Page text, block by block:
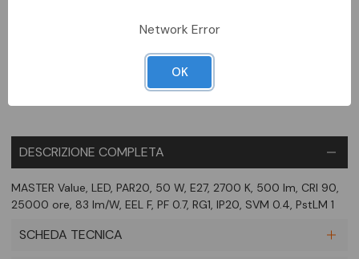
DESCRIZIONE COMPLETA
MASTER Value, LED, PAR20, 50 W, E27, 2700 K, 500 lm, CRI 90,
25000 ore, 83 lm/W, EEL F, PF 0.7, RG1, IP20, SVM 0.4, PstLM 1
SCHEDA TECNICA
Network Error
OK